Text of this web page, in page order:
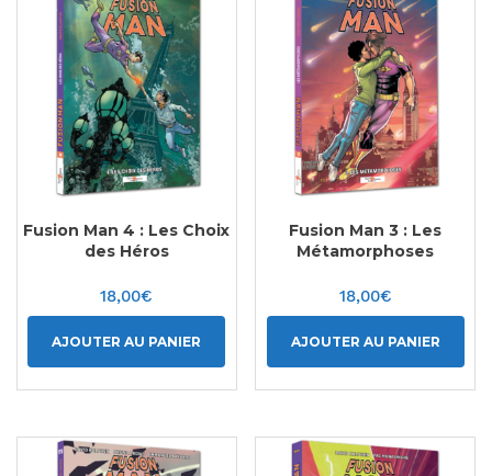
Fusion Man 4 : Les Choix
des Héros
18,00€
AJOUTER AU PANIER
Fusion Man 3 : Les
Métamorphoses
18,00€
AJOUTER AU PANIER